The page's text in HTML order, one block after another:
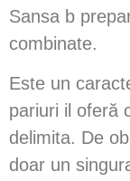
Sansa b
combinate.
Este un
pariuri il oferă
delimita. De
doar un